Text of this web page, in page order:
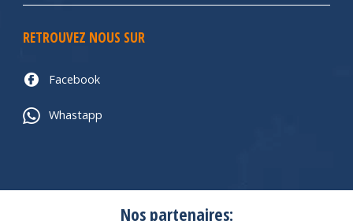
RETROUVEZ NOUS SUR
Facebook
Whastapp
Nos partenaires: